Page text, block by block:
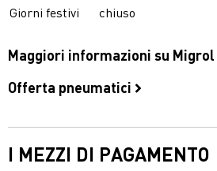
Giorni festivi
chiuso
Maggiori informazioni su
Offerta pneumatici
I MEZZI DI PAGAMENTO